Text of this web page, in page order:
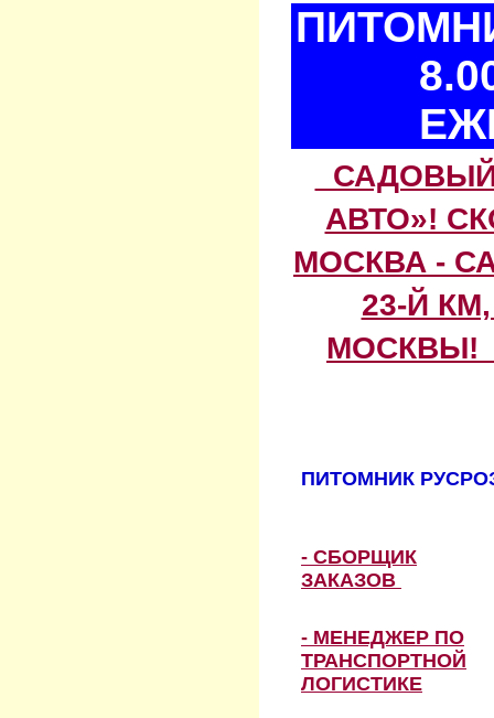
АВТО»!
МОСКВА -
23-Й
МОСКВЫ!
ПИТОМНИК
- СБОРЩИК
ЗАКАЗОВ
- МЕНЕДЖЕР ПО
ТРАНСПОРТНОЙ
ЛОГИСТИКЕ